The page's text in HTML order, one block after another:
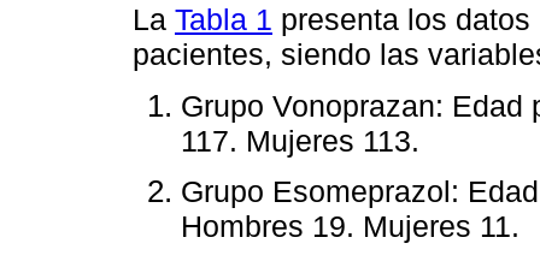
La Tabla 1 presenta los
pacientes, siendo las
Grupo Vonoprazan: Edad
117. Mujeres 113.
Grupo Esomeprazol:
Hombres 19. Mujeres 11.